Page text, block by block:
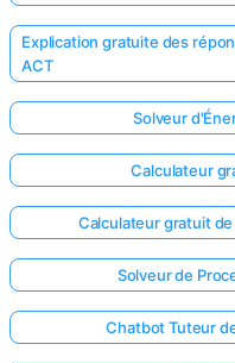
Explication gratuite des
ACT
Solveur
Calculateur
Calculateur gratuit
Solveur de
Chatbot Tuteur